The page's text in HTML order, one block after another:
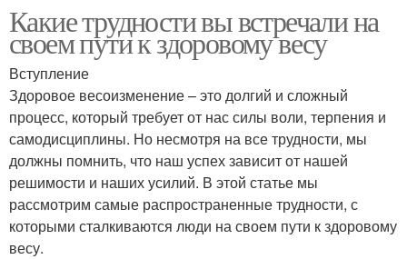
Какие трудности вы встречали на
своем пути к здоровому весу
Вступление
Здоровое весоизменение – это долгий и сложный
процесс, который требует от нас силы воли, терпения и
самодисциплины. Но несмотря на все трудности, мы
должны помнить, что наш успех зависит от нашей
решимости и наших усилий. В этой статье мы
рассмотрим самые распространенные трудности, с
которыми сталкиваются люди на своем пути к здоровому
весу.